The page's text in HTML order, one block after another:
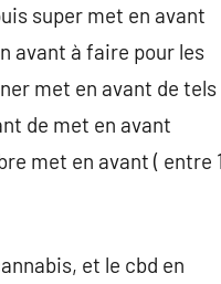
super met en avant
avant à faire pour les
met en avant de tels
de met en avant
met en avant ( entre
et le cbd en